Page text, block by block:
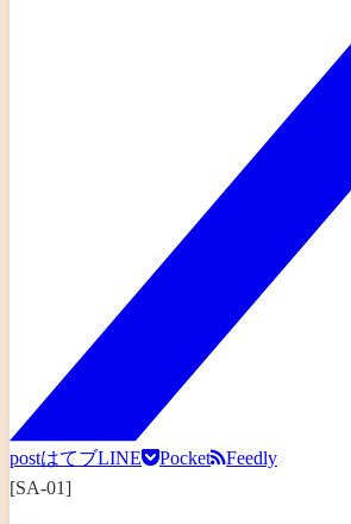
postはてブLINE Pocket
Feedly
[SA-01]